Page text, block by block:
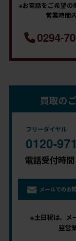
※お電話をご希望の
営業時間
0294-
買取の
フリーダイヤル
0120-
電話受付時
メールでのお
※土日祝は、メ
翌営